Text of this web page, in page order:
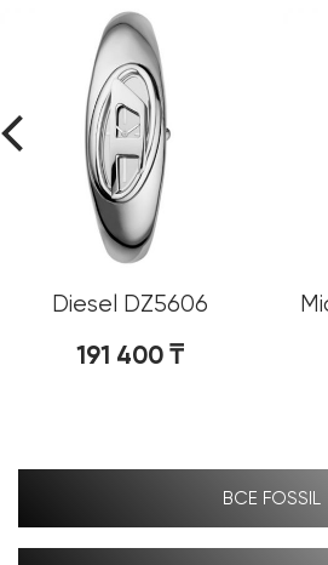
Diesel DZ5606
191 400₸
ВСЕ FOSSIL